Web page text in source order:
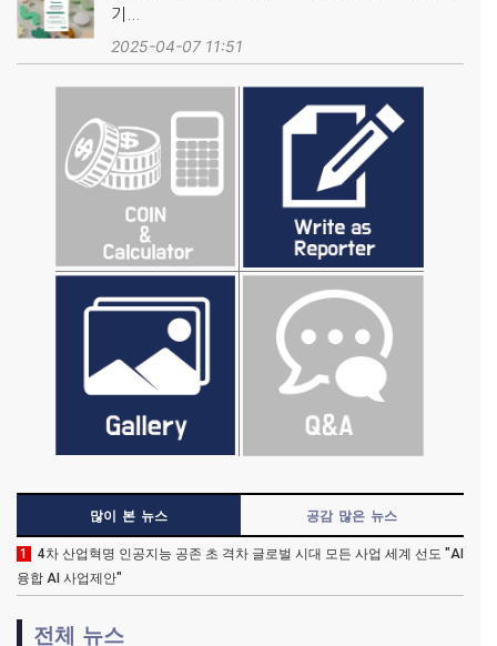
기...
2025-04-07 11:51
많이 본 뉴스 공감 많은 뉴스
1
4차 산업혁명 인공지능 공존 초 격차 글로벌 시대 모든 사업 세계 선도 "AI
융합 AI 사업제안"
전체 뉴스